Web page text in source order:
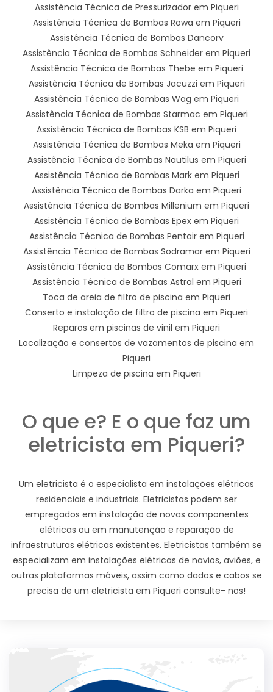
Assistência Técnica de Pressurizador em Piqueri
Assistência Técnica de Bombas Rowa em Piqueri
Assistência Técnica de Bombas Dancorv
Assistência Técnica de Bombas Schneider em Piqueri
Assistência Técnica de Bombas Thebe em Piqueri
Assistência Técnica de Bombas Jacuzzi em Piqueri
Assistência Técnica de Bombas Wag em Piqueri
Assistência Técnica de Bombas Starmac em Piqueri
Assistência Técnica de Bombas KSB em Piqueri
Assistência Técnica de Bombas Meka em Piqueri
Assistência Técnica de Bombas Nautilus em Piqueri
Assistência Técnica de Bombas Mark em Piqueri
Assistência Técnica de Bombas Darka em Piqueri
Assistência Técnica de Bombas Millenium em Piqueri
Assistência Técnica de Bombas Epex em Piqueri
Assistência Técnica de Bombas Pentair em Piqueri
Assistência Técnica de Bombas Sodramar em Piqueri
Assistência Técnica de Bombas Comarx em Piqueri
Assistência Técnica de Bombas Astral em Piqueri
Toca de areia de filtro de piscina em Piqueri
Conserto e instalação de filtro de piscina em Piqueri
Reparos em piscinas de vinil em Piqueri
Localização e consertos de vazamentos de piscina em
Piqueri
Limpeza de piscina em Piqueri
O que e? E o que faz um
eletricista em Piqueri?
Um eletricista é o especialista em instalações elétricas
residenciais e industriais. Eletricistas podem ser
empregados em instalação de novas componentes
elétricas ou em manutenção e reparação de
infraestruturas elétricas existentes. Eletricistas também se
especializam em instalações elétricas de navios, aviões, e
outras plataformas móveis, assim como dados e cabos se
precisa de um eletricista em Piqueri consulte- nos!